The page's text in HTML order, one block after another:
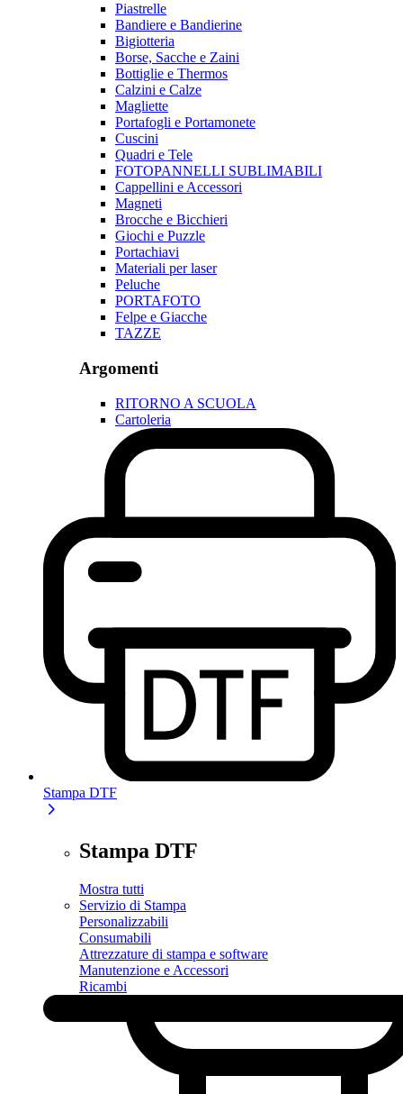
Piastrelle
Bandiere e Bandierine
Bigiotteria
Borse, Sacche e Zaini
Bottiglie e Thermos
Calzini e Calze
Magliette
Portafogli e Portamonete
Cuscini
Quadri e Tele
FOTOPANNELLI SUBLIMABILI
Cappellini e Accessori
Magneti
Brocche e Bicchieri
Giochi e Puzzle
Portachiavi
Materiali per laser
Peluche
PORTAFOTO
Felpe e Giacche
TAZZE
Argomenti
RITORNO A SCUOLA
Cartoleria
Stampa DTF
Stampa DTF
Mostra tutti
Servizio di Stampa
Personalizzabili
Consumabili
Attrezzature di stampa e software
Manutenzione e Accessori
Ricambi